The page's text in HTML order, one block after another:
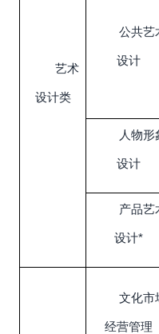
艺术
设计类
公共艺
设计
人物形
设计
产品艺
设计*
文化市
经营管理